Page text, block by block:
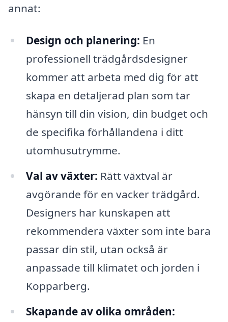
annat:
Design och planering: En
professionell trädgårdsdesigner
kommer att arbeta med dig för att
skapa en detaljerad plan som tar
hänsyn till din vision, din budget och
de specifika förhållandena i ditt
utomhusutrymme.
Val av växter: Rätt växtval är
avgörande för en vacker trädgård.
Designers har kunskapen att
rekommendera växter som inte bara
passar din stil, utan också är
anpassade till klimatet och jorden i
Kopparberg.
Skapande av olika områden: